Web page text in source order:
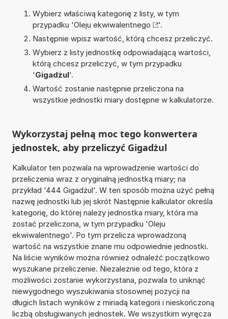
Wybierz właściwą kategorię z listy, w tym
przypadku 'Oleju ekwiwalentnego
'.
Następnie wpisz wartość, którą chcesz przeliczyć.
Wybierz z listy jednostkę odpowiadającą wartości,
którą chcesz przeliczyć, w tym przypadku
'Gigadżul'.
Wartość zostanie następnie przeliczona na
wszystkie jednostki miary dostępne w kalkulatorze.
Wykorzystaj pełną moc tego konwertera
jednostek, aby przeliczyć Gigadżul
Kalkulator ten pozwala na wprowadzenie wartości do
przeliczenia wraz z oryginalną jednostką miary; na
przykład '444 Gigadżul'. W ten sposób można użyć pełną
nazwę jednostki lub jej skrót Następnie kalkulator określa
kategorię, do której należy jednostka miary, która ma
zostać przeliczona, w tym przypadku 'Oleju
ekwiwalentnego'. Po tym przelicza wprowadzoną
wartość na wszystkie znane mu odpowiednie jednostki.
Na liście wyników można również odnaleźć początkowo
wyszukane przeliczenie. Niezależnie od tego, która z
możliwości zostanie wykorzystana, pozwala to uniknąć
niewygodnego wyszukiwania stosownej pozycji na
długich listach wyników z miriadą kategorii i nieskończoną
liczbą obsługiwanych jednostek. We wszystkim wyręcza